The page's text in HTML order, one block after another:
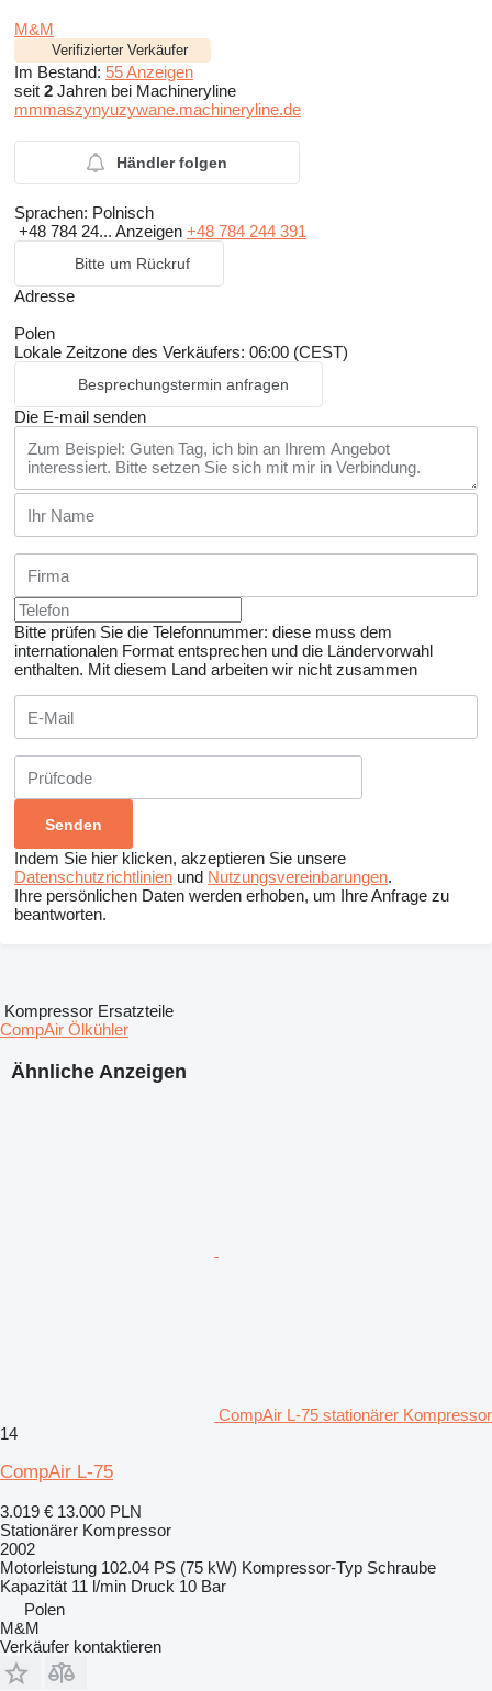
M&M
Verifizierter Verkäufer
Im Bestand: 55 Anzeigen
seit 2 Jahren bei Machineryline
mmmaszynyuzywane.machineryline.de
Händler folgen
Sprachen: Polnisch
+48 784 24... Anzeigen +48 784 244 391
Bitte um Rückruf
Adresse
Polen
Lokale Zeitzone des Verkäufers: 06:00 (CEST)
Besprechungstermin anfragen
Die E-mail senden
Bitte prüfen Sie die Telefonnummer: diese muss dem
internationalen Format entsprechen und die Ländervorwahl
enthalten. Mit diesem Land arbeiten wir nicht zusammen
Indem Sie hier klicken, akzeptieren Sie unsere
Datenschutzrichtlinien und Nutzungsvereinbarungen.
Ihre persönlichen Daten werden erhoben, um Ihre Anfrage zu
beantworten.
Ähnliche Anzeigen
CompAir L-75 stationärer Kompressor
14
CompAir L-75
3.019 € 13.000 PLN
Stationärer Kompressor
2002
Motorleistung 102.04 PS (75 kW) Kompressor-Typ Schraube
Kapazität 11 l/min Druck 10 Bar
Polen
M&M
Verkäufer kontaktieren
Kompressor Ersatzteile
CompAir Ölkühler